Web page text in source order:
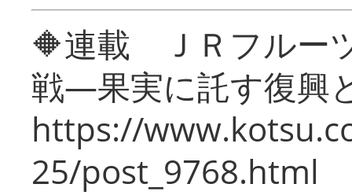
🔶連載 ＪＲフルー
戦―果実に託す復興
https://
25/post_9768.html